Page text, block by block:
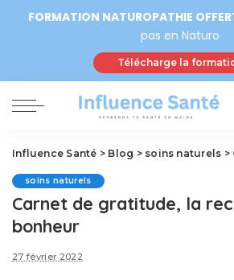
FORMATION NATUROPATHIE
pas en Naturo
Télécharge la
Influence Santé > Blog > soins naturels >
soins naturels
Carnet de gratitude, la
bonheur
27 février 2022